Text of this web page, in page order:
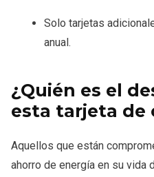
Solo tarjetas
anual.
¿Quién es el
esta tarjeta de
Aquellos que están
ahorro de energía en su vida